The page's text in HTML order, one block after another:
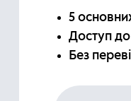
5
Доступ до
Без